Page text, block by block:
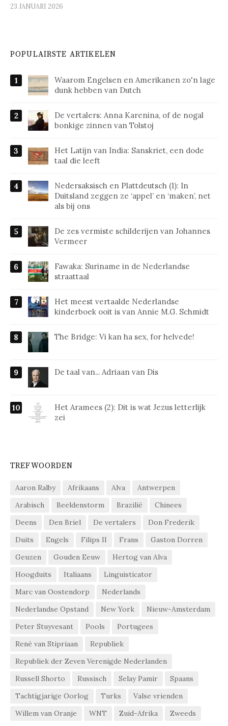
23 JANUARI 2026
POPULAIRSTE ARTIKELEN
Waarom Engelsen en Amerikanen zo'n lage
dunk hebben van Dutch
De vertalers: Anna Karenina, of de nogal
bonkige zinnen van Tolstoj
Het Latijn van India: Sanskriet, een dode
taal die leeft
Nedersaksisch en Plattdeutsch (1): In
Duitsland zeggen ze ‘appel’ en ‘maken’, net
als bij ons
De zes vermiste schilderijen van Johannes
Vermeer
Fawaka: Suriname in de Nederlandse
straattaal
Het meest vertaalde Nederlandse
kinderboek ooit is van Annie M.G. Schmidt
The Bridge: Vi kan ha sex, for helvede!
De taal van... Adriaan van Dis
Het Aramees (2): Dit is wat Jezus letterlijk
zei
TREFWOORDEN
Aaron Ralby Afrikaans Alva
Antwerpen
Arabisch
Beeldenstorm Brazilië
Chinees
Deens
Den Briel De vertalers
Don Frederik
Duits
Engels Filips II Frans
Gaston Dorren
Geuzen
Gouden Eeuw
Hertog van Alva
Hoogduits
Italiaans
Linguisticator
Marc van Oostendorp
Nederlands
Nederlandse Opstand
New York
Nieuw-Amsterdam
Peter Stuyvesant
Pools
Portugees
René van Stipriaan
Republiek
Republiek der Zeven Verenigde Nederlanden
Russell Shorto
Russisch Selay Pamir
Spaans
Tachtigjarige Oorlog
Turks
Valse vrienden
Willem van Oranje
WNT Zuid-Afrika Zweeds